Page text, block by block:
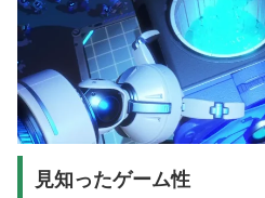
見知ったゲーム性